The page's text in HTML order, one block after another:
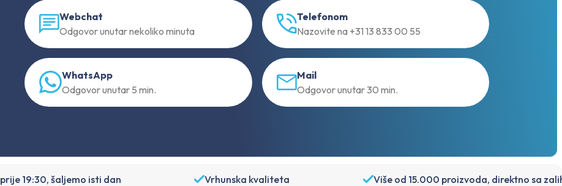
Webchat
Odgovor unutar nekoliko minuta
Telefonom
Nazovite na +31 13 833 00 55
WhatsApp
Odgovor unutar 5 min.
Mail
Odgovor unutar 30 min.
19:30, šaljemo isti dan Vrhunska kvaliteta Više od 15.000 proizvoda, direktno sa